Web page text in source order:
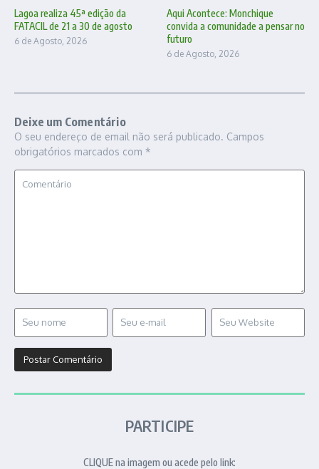
Lagoa realiza 45ª edição da
FATACIL de 21 a 30 de agosto
6 de Agosto, 2026
Aqui Acontece: Monchique
convida a comunidade a pensar no
futuro
6 de Agosto, 2026
Deixe um Comentário
O seu endereço de email não será publicado. Campos
obrigatórios marcados com *
PARTICIPE
CLIQUE na imagem ou acede pelo link: